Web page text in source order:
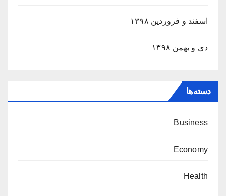
اسفند و فروردین ۱۳۹۸
دی و بهمن ۱۳۹۸
دسته‌ها
Business
Economy
Health